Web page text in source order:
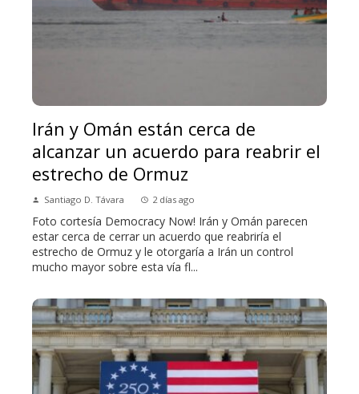
Irán y Omán están cerca de
alcanzar un acuerdo para reabrir el
estrecho de Ormuz
Santiago D. Távara 2 días ago
Foto cortesía Democracy Now! Irán y Omán parecen
estar cerca de cerrar un acuerdo que reabriría el
estrecho de Ormuz y le otorgaría a Irán un control
mucho mayor sobre esta vía fl...